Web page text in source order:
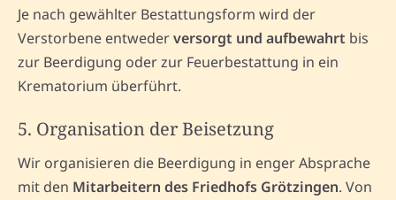
Je nach gewählter Bestattungsform wird der
Verstorbene entwederversorgt und aufbewahrt bis
zur Beerdigung oder zur Feuerbestattung in ein
Krematorium überführt.
5. Organisation der Beisetzung
Wir organisieren die Beerdigung in enger Absprache
mit den Mitarbeitern des Friedhofs Grötzingen. Von